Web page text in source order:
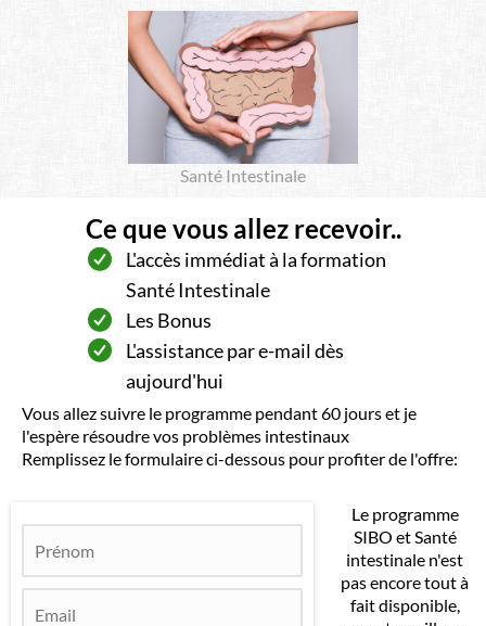
Santé Intestinale
Ce que vous allez recevoir..
L'accès immédiat à la formation
Santé Intestinale
Les Bonus
L'assistance par e-mail dès
aujourd'hui
Vous allez suivre le programme pendant 60 jours et je
l'espère résoudre vos problèmes intestinaux
Remplissez le formulaire ci-dessous pour profiter de l'offre:
Le programme
SIBO et Santé
intestinale n'est
pas encore tout à
fait disponible,